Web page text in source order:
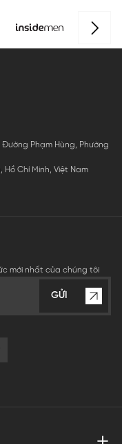
Đường Phạm Hùng, Phường
Hồ Chí Minh, Việt Nam
mới nhất của chúng tôi
GỬI